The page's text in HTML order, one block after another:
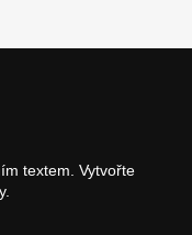
textem. Vytvořte